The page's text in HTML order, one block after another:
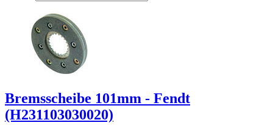
Bremsscheibe 101mm - Fendt
(H231103030020)